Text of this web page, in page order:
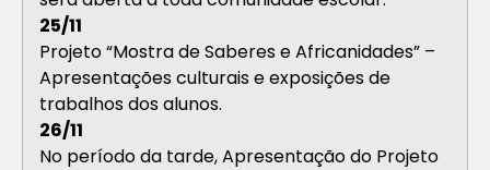
25/11
Projeto “Mostra de Saberes e Africanidades” –
Apresentações culturais e exposições de
trabalhos dos alunos.
26/11
No período da tarde, Apresentação do Projeto